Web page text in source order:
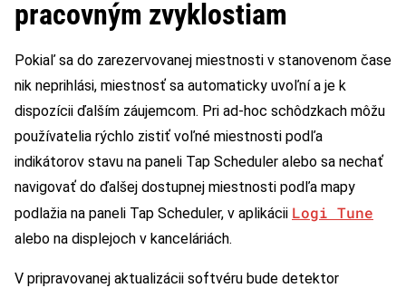
pracovným zvyklostiam
Pokiaľ sa do zarezervovanej miestnosti v stanovenom čase
nik neprihlási, miestnosť sa automaticky uvoľní a je k
dispozícii ďalším záujemcom. Pri ad-hoc schôdzkach môžu
používatelia rýchlo zistiť voľné miestnosti podľa
indikátorov stavu na paneli Tap Scheduler alebo sa nechať
navigovať do ďalšej dostupnej miestnosti podľa mapy
podlažia na paneli Tap Scheduler, v aplikácii Logi Tune
alebo na displejoch v kanceláriách.
V pripravovanej aktualizácii softvéru bude detektor